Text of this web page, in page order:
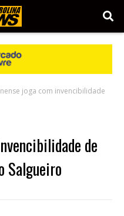
joga com invencibilidade
de
Salgueiro